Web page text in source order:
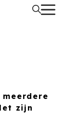
zijn